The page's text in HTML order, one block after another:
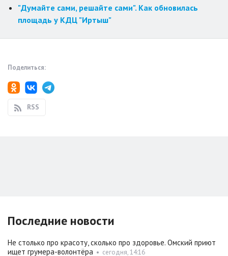
"Думайте сами, решайте сами". Как обновилась
площадь у КДЦ "Иртыш"
Поделиться:
RSS
Последние новости
Не столько про красоту, сколько про здоровье. Омский приют
ищет грумера-волонтёра • сегодня, 14:16